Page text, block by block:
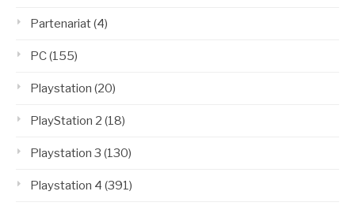
Partenariat(4)
PC(155)
Playstation (20)
PlayStation 2 (18)
Playstation 3 (130)
Playstation 4 (391)